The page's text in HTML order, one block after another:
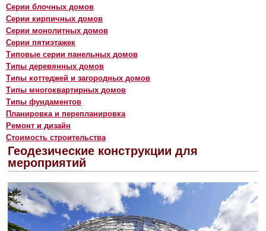
Серии блочных домов
Серии кирпичных домов
Серии монолитных домов
Серии пятиэтажек
Типовые серии панельных домов
Типы деревянных домов
Типы коттеджей и загородных домов
Типы многоквартирных домов
Типы фундаментов
Планировка и перепланировка
Ремонт и дизайн
Стоимость строительства
Геодезические конструкции для
мероприятий